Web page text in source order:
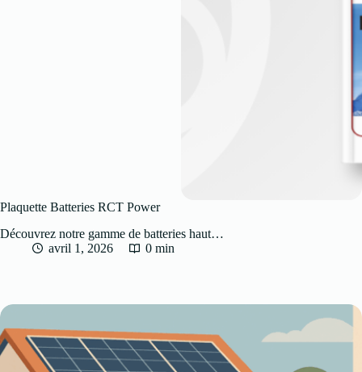
Plaquette Batteries RCT Power
Découvrez notre gamme de batteries haut…
avril 1, 2026
0 min